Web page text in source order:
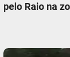
pelo Raio na